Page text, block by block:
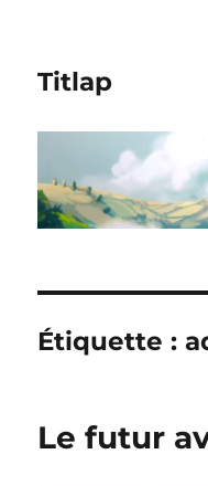
Titlap
Étiquette :
Le futur